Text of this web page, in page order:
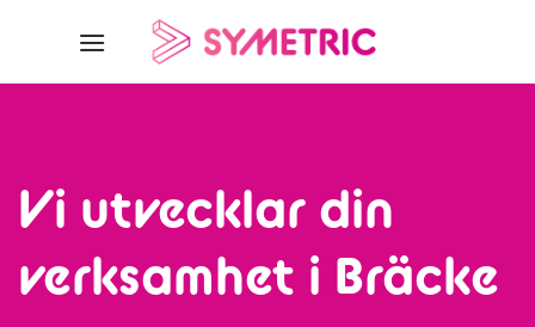
Vi utvecklar din
verksamhet i Bräcke